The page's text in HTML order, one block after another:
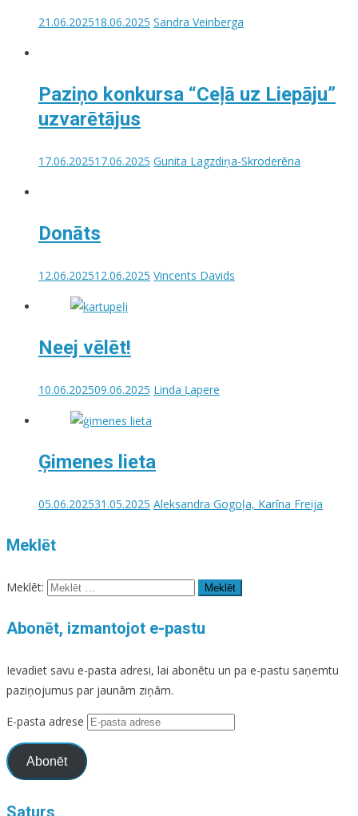
21.06.202518.06.2025 Sandra Veinberga
Paziņo konkursa “Ceļā uz Liepāju”
uzvarētājus
17.06.202517.06.2025 Gunita Lagzdiņa-Skroderēna
Donāts
12.06.202512.06.2025 Vincents Davids
Neej vēlēt!
10.06.202509.06.2025 Linda Ļapere
Ģimenes lieta
05.06.202531.05.2025 Aleksandra Gogoļa, Karīna Freija
Meklēt
Meklēt:
Abonēt, izmantojot e-pastu
Ievadiet savu e-pasta adresi, lai abonētu un pa e-pastu saņemtu
paziņojumus par jaunām ziņām.
E-pasta adrese
Abonēt
Saturs